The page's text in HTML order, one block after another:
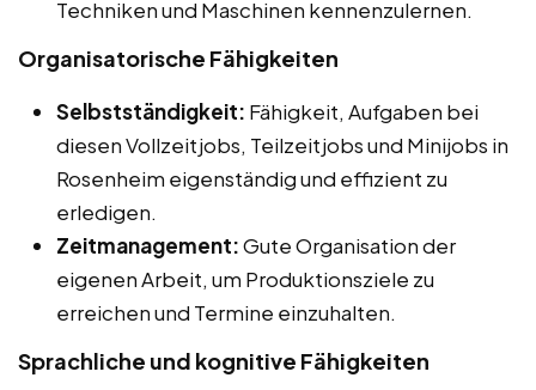
Techniken und Maschinen kennenzulernen.
Organisatorische Fähigkeiten
Selbstständigkeit: Fähigkeit, Aufgaben bei
diesen Vollzeitjobs, Teilzeitjobs und Minijobs in
Rosenheim eigenständig und effizient zu
erledigen.
Zeitmanagement:Gute Organisation der
eigenen Arbeit, um Produktionsziele zu
erreichen und Termine einzuhalten.
Sprachliche und kognitive Fähigkeiten